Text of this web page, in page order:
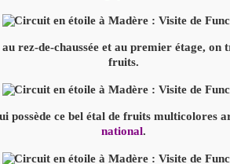
rez-de-chaussée et au premier étage, on
fruits.
possède ce bel étal de fruits multicolores
national.